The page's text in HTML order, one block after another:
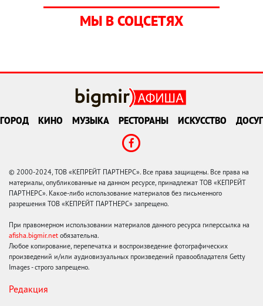
МЫ В СОЦСЕТЯХ
ГОРОД КИНО МУЗЫКА РЕСТОРАНЫ ИСКУССТВО ДОСУГ
© 2000-2024, ТОВ «КЕПРЕЙТ ПАРТНЕРС». Все права защищены. Все права на
материалы, опубликованные на данном ресурсе, принадлежат ТОВ «КЕПРЕЙТ
ПАРТНЕРС». Какое-либо использование материалов без письменного
разрешения ТОВ «КЕПРЕЙТ ПАРТНЕРС» запрещено.
При правомерном использовании материалов данного ресурса гиперссылка на
afisha.bigmir.net обязательна.
Любое копирование, перепечатка и воспроизведение фотографических
произведений и/или аудиовизуальных произведений правообладателя Getty
Images - строго запрещено.
Редакция